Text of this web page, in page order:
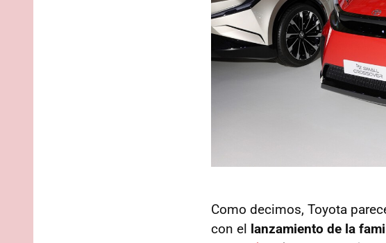
Como decimos, Toyota
con el lanzamiento de la